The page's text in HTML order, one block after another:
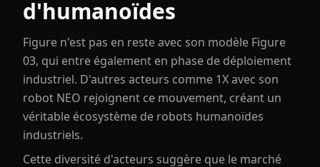
d'humanoïdes
Figure n'est pas en reste avec son modèle Figure
03, qui entre également en phase de déploiement
industriel. D'autres acteurs comme 1X avec son
robot NEO rejoignent ce mouvement, créant un
véritable écosystème de robots humanoïdes
industriels.
Cette diversité d'acteurs suggère que le marché